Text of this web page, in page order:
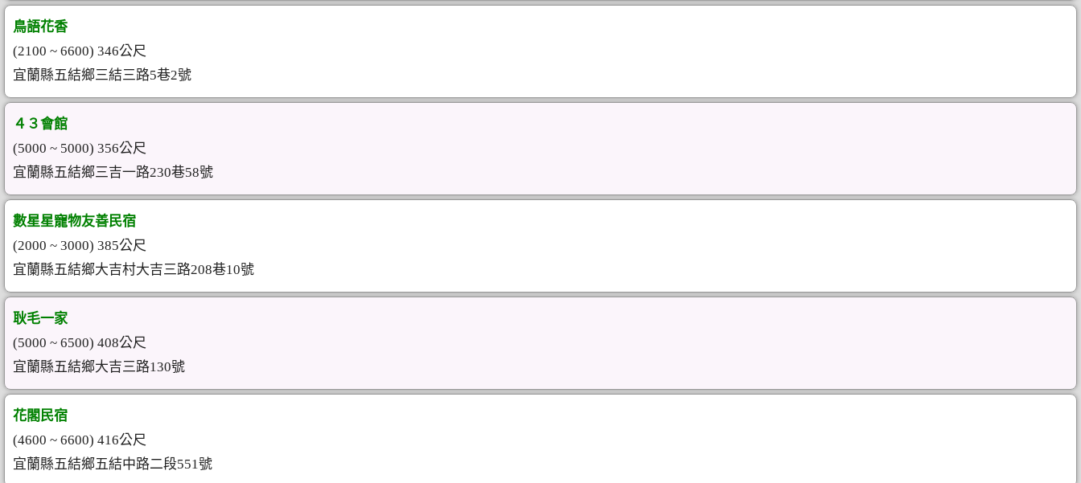
鳥語花香
(2100 ~ 6600) 346公尺
宜蘭縣五結鄉三結三路5巷2號
４３會館
(5000 ~ 5000) 356公尺
宜蘭縣五結鄉三吉一路230巷58號
數星星寵物友善民宿
(2000 ~ 3000) 385公尺
宜蘭縣五結鄉大吉村大吉三路208巷10號
耿毛一家
(5000 ~ 6500) 408公尺
宜蘭縣五結鄉大吉三路130號
花閣民宿
(4600 ~ 6600) 416公尺
宜蘭縣五結鄉五結中路二段551號